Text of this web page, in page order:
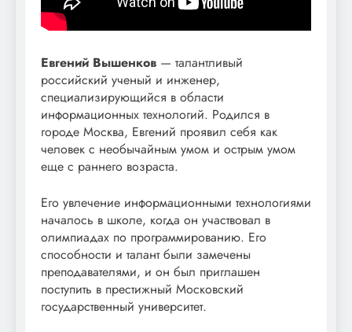
Евгений Вышенков — талантливый
российский ученый и инженер,
специализирующийся в области
информационных технологий. Родился в
городе Москва, Евгений проявил себя как
человек с необычайным умом и острым умом
еще с раннего возраста.
Его увлечение информационными технологиями
началось в школе, когда он участвовал в
олимпиадах по программированию. Его
способности и талант были замечены
преподавателями, и он был приглашен
поступить в престижный Московский
государственный университет.